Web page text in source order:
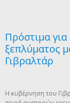
Πρόστιμα
ξεπλύματος
Γιβραλτάρ
Η κυβέρνηση του